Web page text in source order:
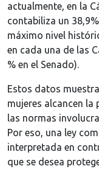
actualmente, en la
contabiliza un
máximo nivel
en cada una de las
% en el Senado).
Estos datos
mujeres alcancen
las normas
Por eso, una ley
interpretada en
que se desea